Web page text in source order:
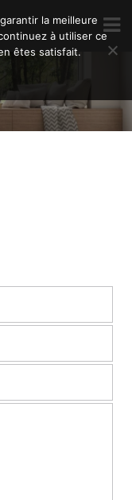
la meilleure
à utiliser ce
êtes satisfait.